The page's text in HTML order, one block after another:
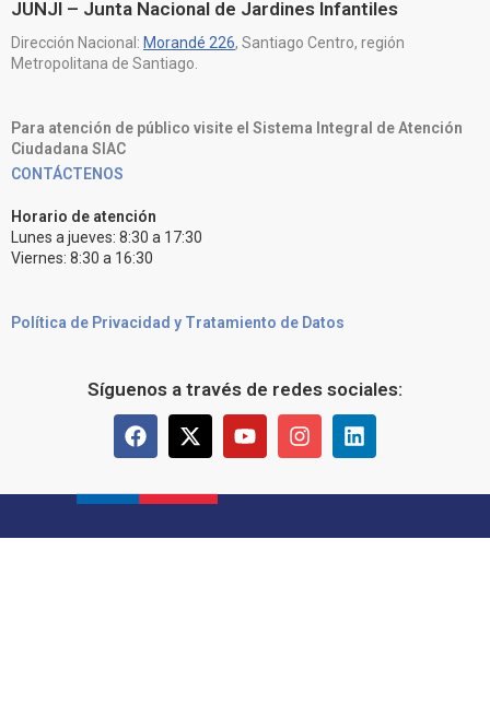
JUNJI – Junta Nacional de Jardines Infantiles
Dirección Nacional: Morandé 226, Santiago Centro, región
Metropolitana de Santiago.
Para atención de público visite el Sistema Integral de Atención
Ciudadana SIAC
CONTÁCTENOS
Horario de atención
Lunes a jueves: 8:30 a 17:30
Viernes: 8:30 a 16:30
Política de Privacidad y Tratamiento de Datos
Síguenos a través de redes sociales: